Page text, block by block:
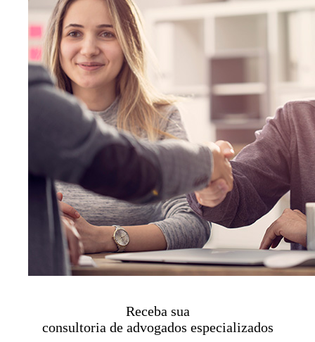
Receba sua
consultoria de advogados especializados